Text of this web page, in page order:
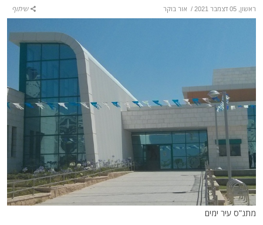
ראשון, 05 דצמבר 2021 / אור בוקר שיתוף
מתנ"ס עיר ימים